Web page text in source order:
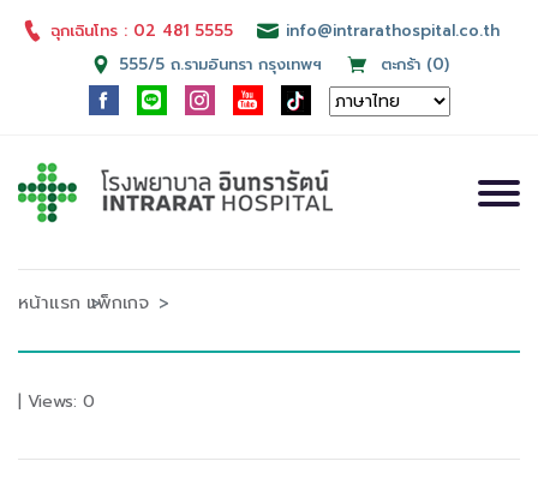
ฉุกเฉินโทร : 02 481 5555
info@intrarathospital.co.th
555/5 ถ.รามอินทรา กรุงเทพฯ
ตะกร้า (0)
หน้าแรก แพ็กเกจ
| Views: 0